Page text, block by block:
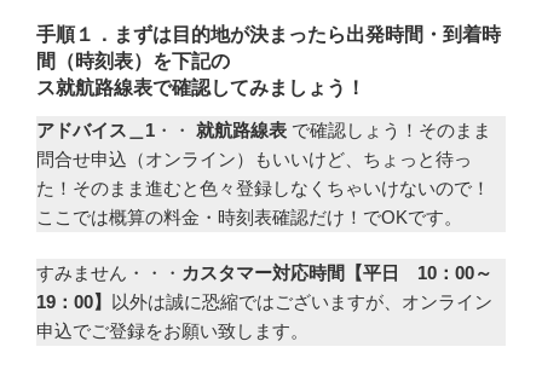
手順１．まずは目的地が決まったら出発時間・到着時
間（時刻表）を下記の
ス就航路線表で確認してみましょう！
アドバイス＿1 ・・ 就航路線表 で確認しょう！そのまま
問合せ申込（オンライン）もいいけど、ちょっと待っ
た！そのまま進むと色々登録しなくちゃいけないので！
ここでは概算の料金・時刻表確認だけ！でOKです。
すみません・・・ カスタマー対応時間【平日 10：00～
19：00】
以外は誠に恐縮ではございますが、オンライン
申込でご登録をお願い致します。